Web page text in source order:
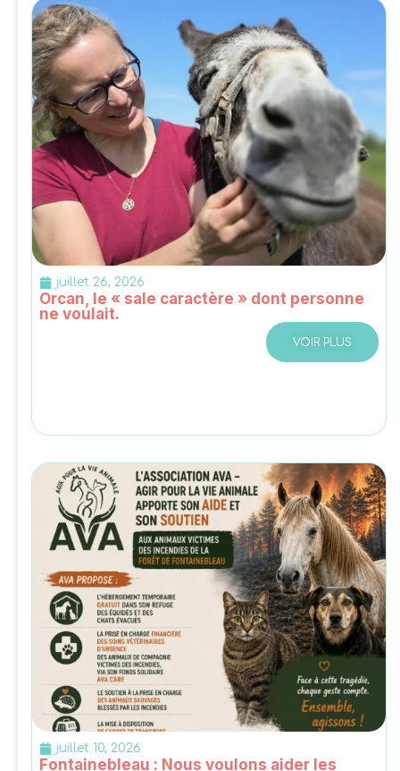
juillet 26, 2026
Orcan, le « sale caractère » dont personne
ne voulait.
VOIR PLUS
juillet 10, 2026
Fontainebleau : Nous voulons aider les